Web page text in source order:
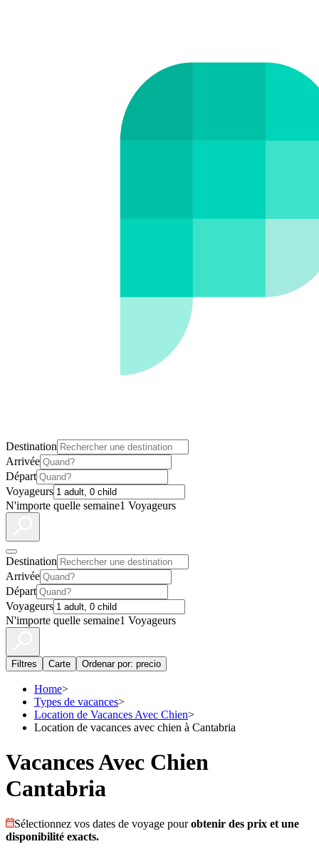
Destination
Arrivée
Départ
Voyageurs
N'importe quelle semaine1 Voyageurs
Destination
Arrivée
Départ
Voyageurs
N'importe quelle semaine1 Voyageurs
Filtres Carte Ordenar por: precio
Home>
Types de vacances>
Location de Vacances Avec Chien>
Location de vacances avec chien à Cantabria
Vacances Avec Chien
Cantabria
Sélectionnez vos dates de voyage pourobtenir des prix et une
disponibilité exacts.